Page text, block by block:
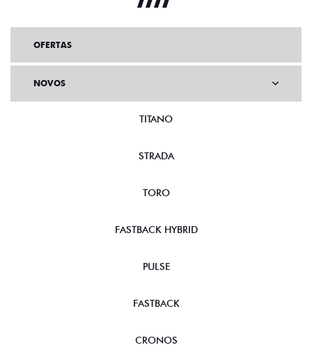
OFERTAS
NOVOS
TITANO
STRADA
TORO
FASTBACK HYBRID
PULSE
FASTBACK
CRONOS